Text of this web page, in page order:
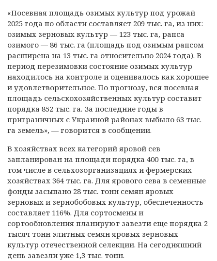
«Посевная площадь озимых культур под урожай
2025 года по области составляет 209 тыс. га, из них:
озимых зерновых культур — 123 тыс. га, рапса
озимого — 86 тыс. га (площадь под озимым рапсом
расширена на 13 тыс. га относительно 2024 года). В
период перезимовки состояние озимых культур
находилось на контроле и оценивалось как хорошее
и удовлетворительное. По прогнозу, вся посевная
площадь сельскохозяйственных культур составит
порядка 852 тыс. га. За последние годы в
приграничных с Украиной районах выбыло 63 тыс.
га земель», — говорится в сообщении.
В хозяйствах всех категорий яровой сев
запланирован на площади порядка 400 тыс. га, в
том числе в сельхозорганизациях и фермерских
хозяйствах 364 тыс. га. Для ярового сева в семенные
фонды засыпано 28 тыс. тонн семян яровых
зерновых и зернобобовых культур, обеспеченность
составляет 116%. Для сортосмены и
сортообновления планируют завезти еще порядка 2
тысяч тонн элитных семян яровых зерновых
культур отечественной селекции. На сегодняшний
день завезли уже 1,3 тыс. тонн.